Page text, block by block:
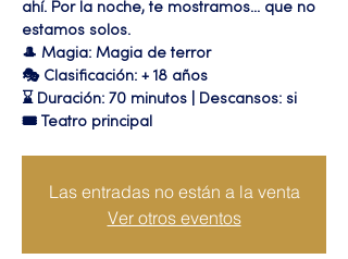
ahí. Por la noche, te mostramos... que no
estamos solos.
🎩 Magia: Magia de terror
🎭 Clasificación: + 18 años
⌛ Duración: 70 minutos | Descansos: si
🎟 Teatro principal
Las entradas no están a la venta
Ver otros eventos